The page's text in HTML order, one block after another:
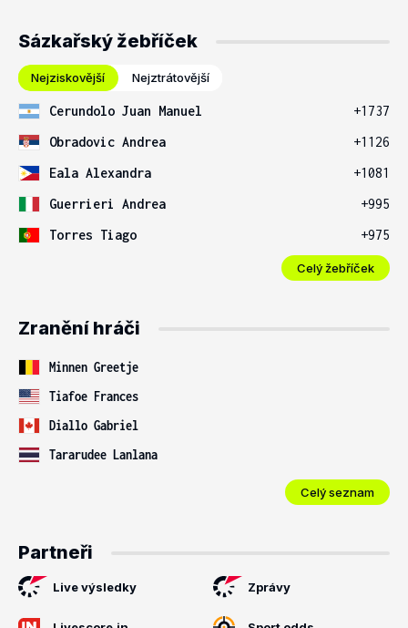
Sázkařský žebříček
Nejziskovější Nejztrátovější
Cerundolo Juan Manuel
+1737
Obradovic Andrea
+1126
Eala Alexandra
+1081
Guerrieri Andrea
+995
Torres Tiago
+975
Celý žebříček
Zranění hráči
Minnen Greetje
Tiafoe Frances
Diallo Gabriel
Tararudee Lanlana
Celý seznam
Partneři
Live výsledky Zprávy